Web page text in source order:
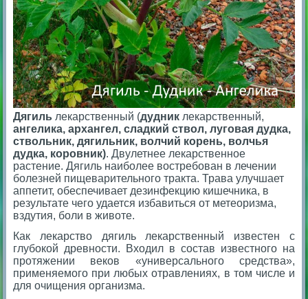
Дягиль лекарственный (дудник лекарственный,
ангелика, архангел, сладкий ствол, луговая дудка,
ствольник, дягильник, волчий корень, волчья
дудка, коровник). Двулетнее лекарственное
растение. Дягиль наиболее востребован в лечении
болезней пищеварительного тракта. Трава улучшает
аппетит, обеспечивает дезинфекцию кишечника, в
результате чего удается избавиться от метеоризма,
вздутия, боли в животе.
Как лекарство дягиль лекарственный известен с
глубокой древности. Входил в состав известного на
протяжении веков «универсального средства»,
применяемого при любых отравлениях, в том числе и
для очищения организма.